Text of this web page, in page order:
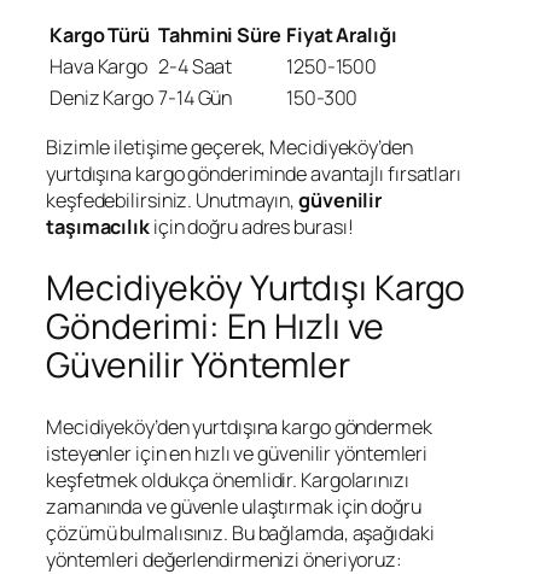
Kargo Türü Tahmini Süre Fiyat Aralığı
Hava Kargo 2-4 Saat
1250-1500
Deniz Kargo7-14 Gün
150-300
Bizimle iletişime geçerek, Mecidiyeköy’den
yurtdışına kargo gönderiminde avantajlı fırsatları
keşfedebilirsiniz. Unutmayın,güvenilir
taşımacılıkiçin doğru adres burası!
Mecidiyeköy Yurtdışı Kargo
Gönderimi: En Hızlı ve
Güvenilir Yöntemler
Mecidiyeköy’den yurtdışına kargo göndermek
isteyenler için en hızlı ve güvenilir yöntemleri
keşfetmek oldukça önemlidir. Kargolarınızı
zamanında ve güvenle ulaştırmak için doğru
çözümü bulmalısınız. Bu bağlamda, aşağıdaki
yöntemleri değerlendirmenizi öneriyoruz: